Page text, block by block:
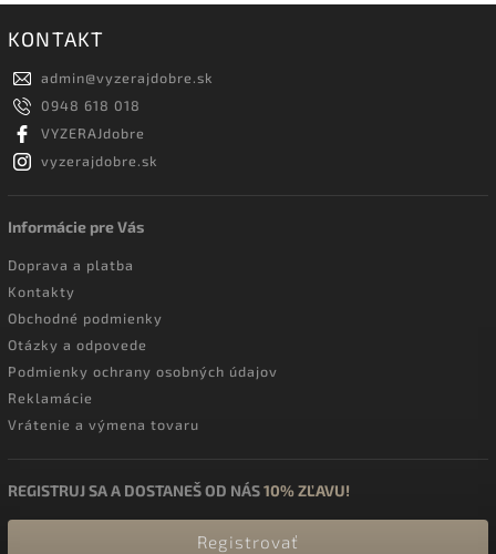
KONTAKT
admin@vyzerajdobre.sk
0948 618 018
VYZERAJdobre
vyzerajdobre.sk
Informácie pre Vás
Doprava a platba
Kontakty
Obchodné podmienky
Otázky a odpovede
Podmienky ochrany osobných údajov
Reklamácie
Vrátenie a výmena tovaru
REGISTRUJ SA A DOSTANEŠ OD NÁS10% ZĽAVU!
Registrovať